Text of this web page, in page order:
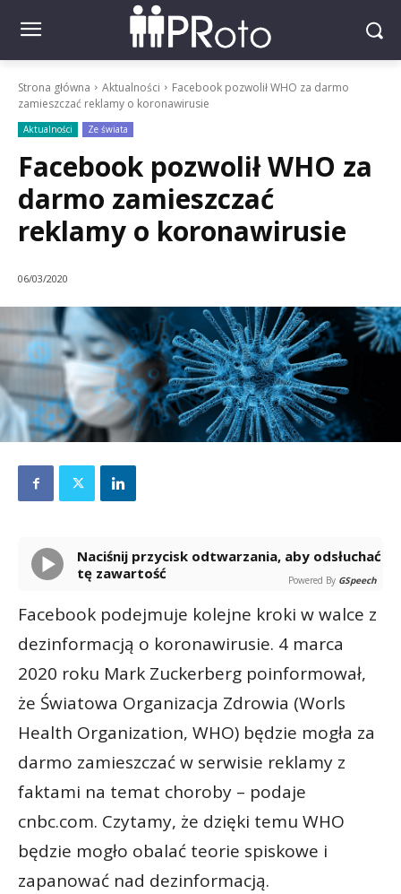
Strona główna Aktualności
Facebook pozwolił WHO za darmo
zamieszczać reklamy o koronawirusie
Aktualności Ze świata
Facebook pozwolił WHO za
darmo zamieszczać
reklamy o koronawirusie
06/03/2020
Naciśnij przycisk odtwarzania, aby odsłuchać
tę zawartość
Powered By GSpeech
Facebook podejmuje kolejne kroki w walce z
dezinformacją o koronawirusie. 4 marca
2020 roku Mark Zuckerberg poinformował,
że Światowa Organizacja Zdrowia (Worls
Health Organization, WHO) będzie mogła za
darmo zamieszczać w serwisie reklamy z
faktami na temat choroby – podaje
cnbc.com. Czytamy, że dzięki temu WHO
będzie mogło obalać teorie spiskowe i
zapanować nad dezinformacją.